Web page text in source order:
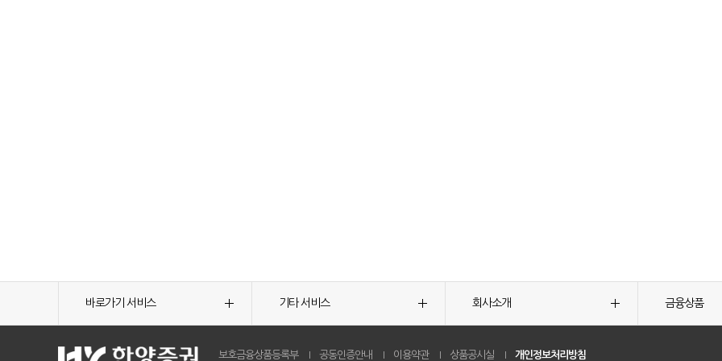
바로가기 서비스 기타 서비스 회사소개 금융상품
보호금융상품등록부 공동인증안내 이용약관 상품공시실 개인정보처리방침